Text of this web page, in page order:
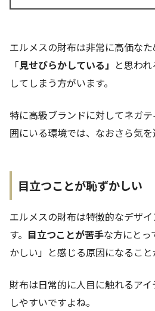
エルメスの財布は非常に高価な
「見せびらかしている」 と思わ
してしまう方がいます。
特に高級ブランドに対してネガ
囲にいる環境では、なおさら気を
目立つことが恥ずかしい
エルメスの財布は特徴的なデザ
す。 目立つことが苦手な方にとっ
かしい」と感じる原因になること
財布は日常的に人目に触れるア
しやすいですよね。